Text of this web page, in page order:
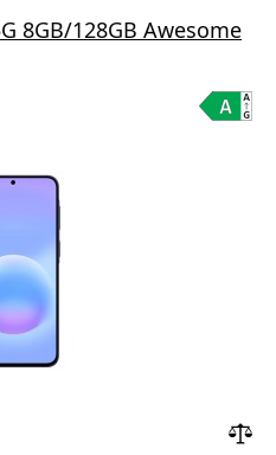
8GB/128GB Awesome